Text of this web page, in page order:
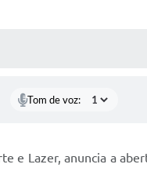
Tom de voz:
e Lazer, anuncia a